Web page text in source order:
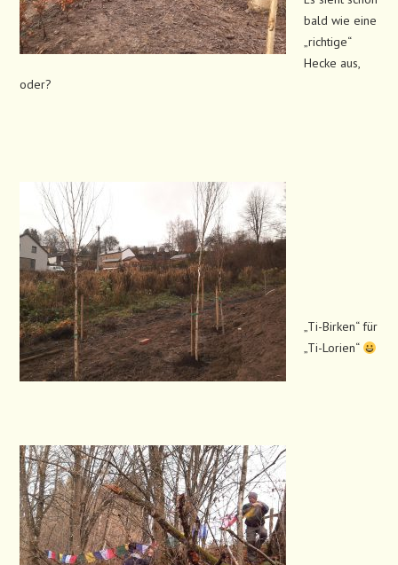
bald wie eine
„richtige“
Hecke aus,
oder?
„Ti-Birken“ für
„Ti-Lorien“